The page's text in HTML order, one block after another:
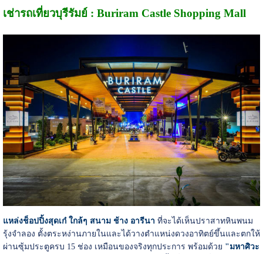
เช่ารถเที่ยวบุรีรัมย์ : Buriram Castle Shopping Mall
แหล่งช็อปปิ้งสุดเก๋ ใกล้ๆ สนาม ช้าง อารีนา ที่จะได้เห็นปราสาทหินพนม
รุ้งจำลอง ตั้งตระหง่านภายในและได้วางตำแหน่งดวงอาทิตย์ขึ้นและตกให้
ผ่านซุ้มประตูครบ 15 ช่อง เหมือนของจริงทุกประการ พร้อมด้วย "มหาศิวะ